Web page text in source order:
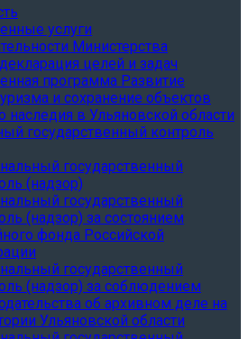
услуги
Министерства
целей и задач
программа Развитие
и сохранение объектов
наследия в Ульяновской области
государственный контроль
государственный
(надзор)
государственный
(надзор) за состоянием
фонда Российской
государственный
(надзор) за соблюдением
об архивном деле на
Ульяновской области